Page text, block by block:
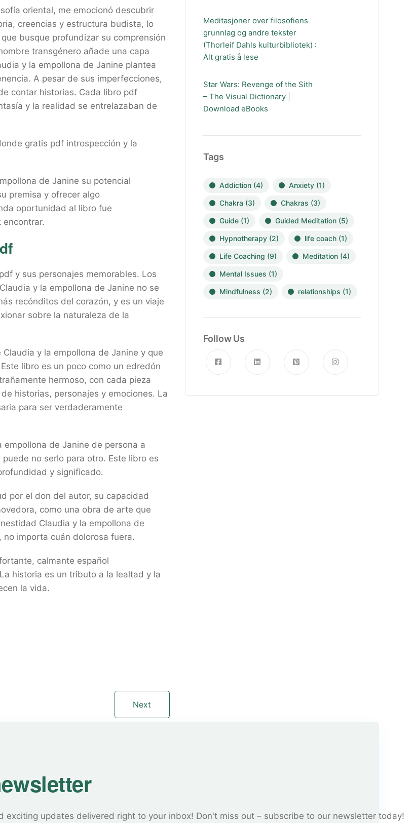
oriental, me emocionó descubrir
creencias y estructura budista, lo
busque profundizar su comprensión
transgénero añade una capa
y la empollona de Janine plantea
A pesar de sus imperfecciones,
contar historias. Cada libro pdf
y la realidad se entrelazaban de
gratis pdf introspección y la
de Janine su potencial
premisa y ofrecer algo
oportunidad al libro fue
encontrar.
y sus personajes memorables. Los
y la empollona de Janine no se
recónditos del corazón, y es un viaje
sobre la naturaleza de la
y la empollona de Janine y que
libro es un poco como un edredón
hermoso, con cada pieza
historias, personajes y emociones. La
para ser verdaderamente
de Janine de persona a
no serlo para otro. Este libro es
y significado.
por el don del autor, su capacidad
como una obra de arte que
Claudia y la empollona de
importa cuán dolorosa fuera.
calmante español
historia es un tributo a la lealtad y la
la vida.
Next
Meditasjoner over filosofiens
grunnlag og andre tekster
(Thorleif Dahls kulturbibliotek) :
Alt gratis å lese
Star Wars: Revenge of the Sith
– The Visual Dictionary |
Download eBooks
Tags
Addiction(4) Anxiety(1)
Chakra (3) Chakras (3)
Guide(1) Guided Meditation(5)
Hypnotherapy(2) life coach(1)
Life Coaching (9) Meditation(4)
Mental Issues (1)
Mindfulness (2) relationships (1)
Follow Us
exciting updates delivered right to your inbox! Don't miss out – subscribe to our newsletter today!